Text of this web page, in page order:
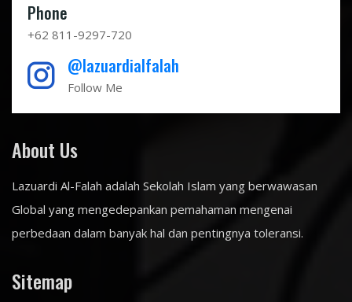
Phone
+62 811-9297-720
@lazuardialfalah
Follow Me
About Us
Lazuardi Al-Falah adalah Sekolah Islam yang berwawasan
Global yang mengedepankan pemahaman mengenai
perbedaan dalam banyak hal dan pentingnya toleransi.
Sitemap